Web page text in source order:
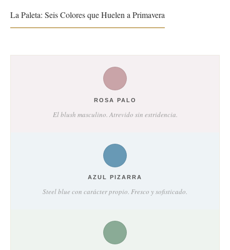
La Paleta: Seis Colores que Huelen a Primavera
ROSA PALO
El blush masculino. Atrevido sin estridencia.
AZUL PIZARRA
Steel blue con carácter propio. Fresco y sofisticado.